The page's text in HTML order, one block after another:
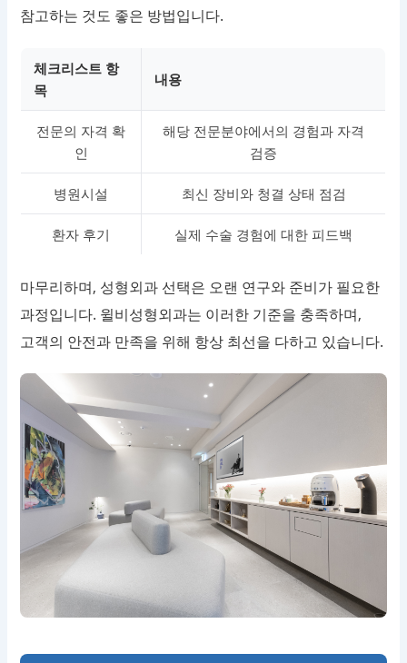
참고하는 것도 좋은 방법입니다.
체크리스트 항
목
내용
전문의 자격 확
인
해당 전문분야에서의 경험과 자격
검증
병원시설 최신 장비와 청결 상태 점검
환자 후기 실제 수술 경험에 대한 피드백
마무리하며, 성형외과 선택은 오랜 연구와 준비가 필요한
과정입니다. 윌비성형외과는 이러한 기준을 충족하며,
고객의 안전과 만족을 위해 항상 최선을 다하고 있습니다.